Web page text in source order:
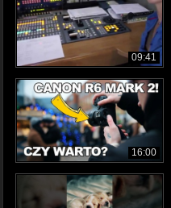
09:41
16:00